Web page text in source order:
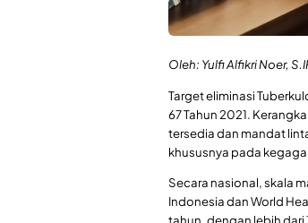
Oleh: Yulfi Alfikri Noer,
Target eliminasi
67 Tahun 2021.
tersedia dan mandat
khususnya pada
Secara nasional, skala
Indonesia dan World
tahun, dengan lebih dari